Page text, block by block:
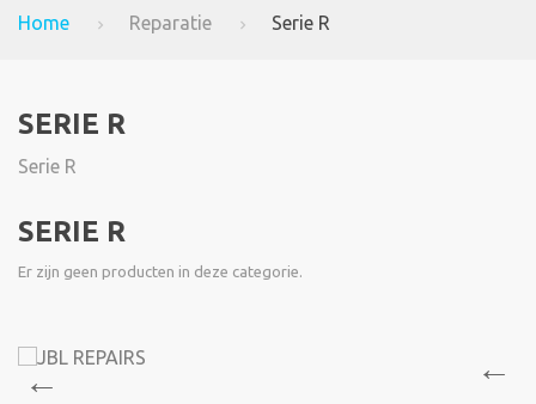
Home Reparatie Serie R
SERIE R
Serie R
SERIE R
Er zijn geen producten in deze categorie.